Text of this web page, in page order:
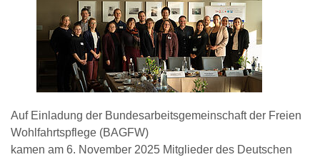
Auf Einladung der Bundesarbeitsgemeinschaft der Freien
Wohlfahrtspflege (BAGFW)
kamen am 6. November 2025 Mitglieder des Deutschen